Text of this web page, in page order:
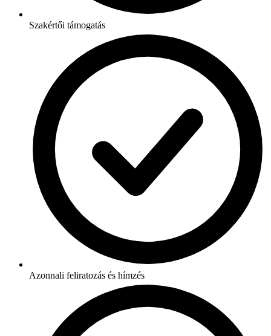
Szakértői támogatás
Azonnali feliratozás és hímzés